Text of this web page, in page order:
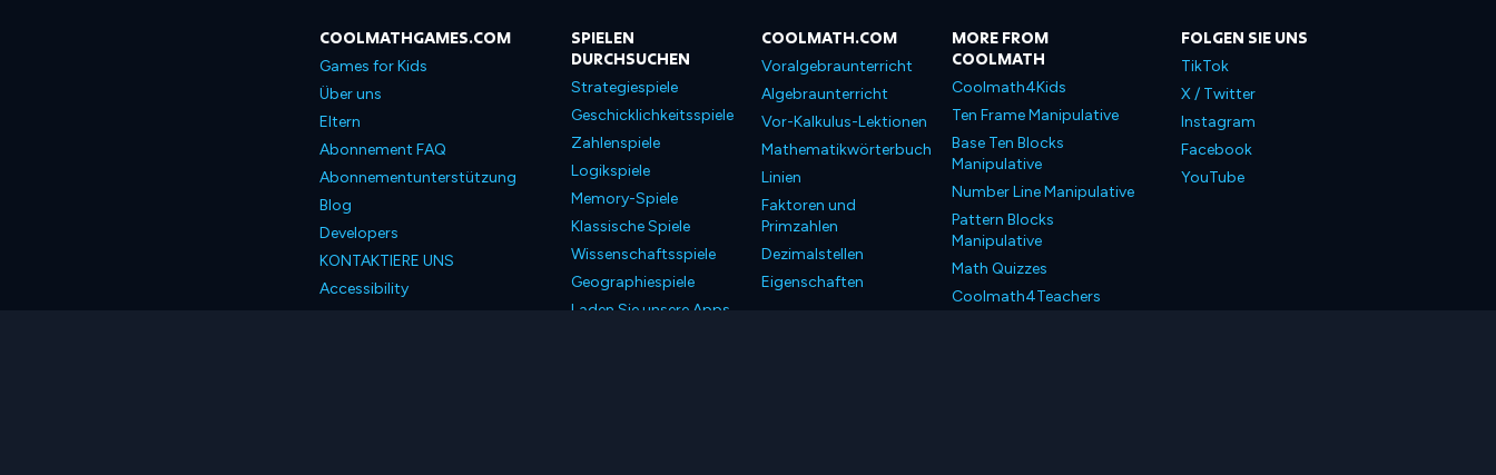
COOLMATHGAMES.COM
Games for Kids
Über uns
Eltern
Abonnement FAQ
Abonnementunterstützung
Blog
Developers
KONTAKTIERE UNS
Accessibility
SPIELEN
DURCHSUCHEN
Strategiespiele
Geschicklichkeitsspiele
Zahlenspiele
Logikspiele
Memory-Spiele
Klassische Spiele
Wissenschaftsspiele
Geographiespiele
Laden Sie unsere Apps
COOLMATH.COM
Voralgebraunterricht
Algebraunterricht
Vor-Kalkulus-Lektionen
Mathematikwörterbuch
Linien
Faktoren und
Primzahlen
Dezimalstellen
Eigenschaften
MORE FROM
COOLMATH
Coolmath4Kids
Ten Frame Manipulative
Base Ten Blocks
Manipulative
Number Line Manipulative
Pattern Blocks
Manipulative
Math Quizzes
Coolmath4Teachers
FOLGEN SIE UNS
TikTok
X / Twitter
Instagram
Facebook
YouTube